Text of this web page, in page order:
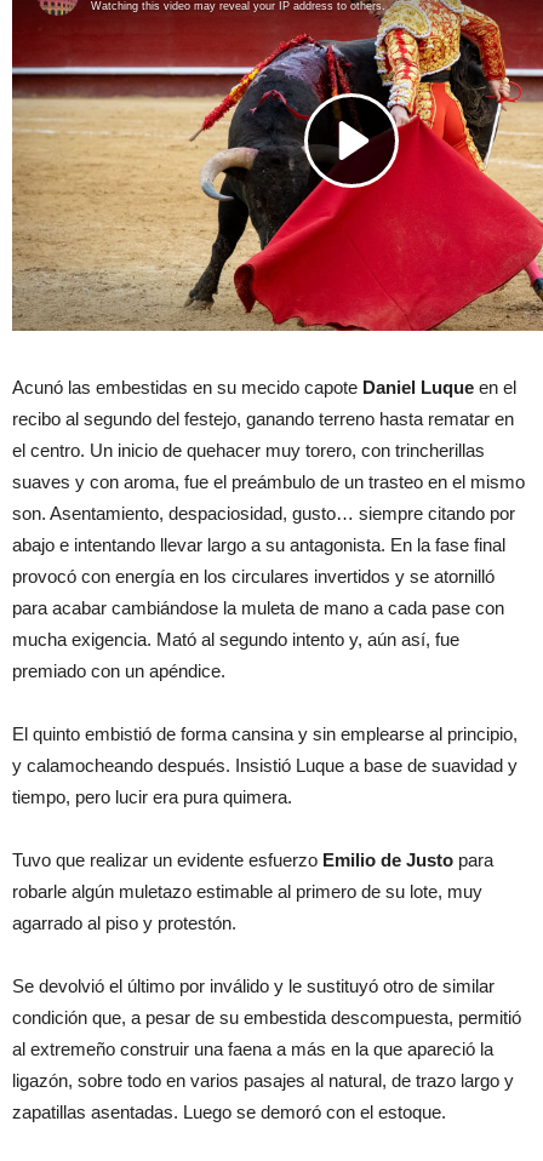
Acunó las embestidas en su mecido capote Daniel Luque en el
recibo al segundo del festejo, ganando terreno hasta rematar en
el centro. Un inicio de quehacer muy torero, con trincherillas
suaves y con aroma, fue el preámbulo de un trasteo en el mismo
son. Asentamiento, despaciosidad, gusto… siempre citando por
abajo e intentando llevar largo a su antagonista. En la fase final
provocó con energía en los circulares invertidos y se atornilló
para acabar cambiándose la muleta de mano a cada pase con
mucha exigencia. Mató al segundo intento y, aún así, fue
premiado con un apéndice.
El quinto embistió de forma cansina y sin emplearse al principio,
y calamocheando después. Insistió Luque a base de suavidad y
tiempo, pero lucir era pura quimera.
Tuvo que realizar un evidente esfuerzo Emilio de Justo para
robarle algún muletazo estimable al primero de su lote, muy
agarrado al piso y protestón.
Se devolvió el último por inválido y le sustituyó otro de similar
condición que, a pesar de su embestida descompuesta, permitió
al extremeño construir una faena a más en la que apareció la
ligazón, sobre todo en varios pasajes al natural, de trazo largo y
zapatillas asentadas. Luego se demoró con el estoque.